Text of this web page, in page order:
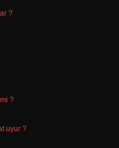
?
?
uyur ?